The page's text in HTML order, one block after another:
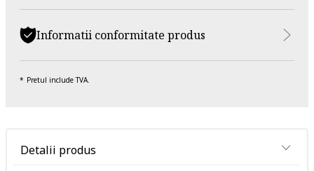
Informatii conformitate produs
Pretul include TVA.
Detalii produs